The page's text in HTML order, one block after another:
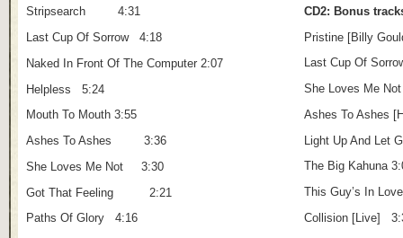
Stripsearch 4:31
Last Cup Of Sorrow 4:18
Naked In Front Of The Computer 2:07
Helpless 5:24
Mouth To Mouth 3:55
Ashes To Ashes 3:36
She Loves Me Not 3:30
Got That Feeling 2:21
Paths Of Glory 4:16
CD2: Bonus
Pristine [Billy
Last Cup Of
She Loves Me
Ashes To Ashes
Light Up And Let
The Big Kahuna
This Guy’s In
Collision [Live]